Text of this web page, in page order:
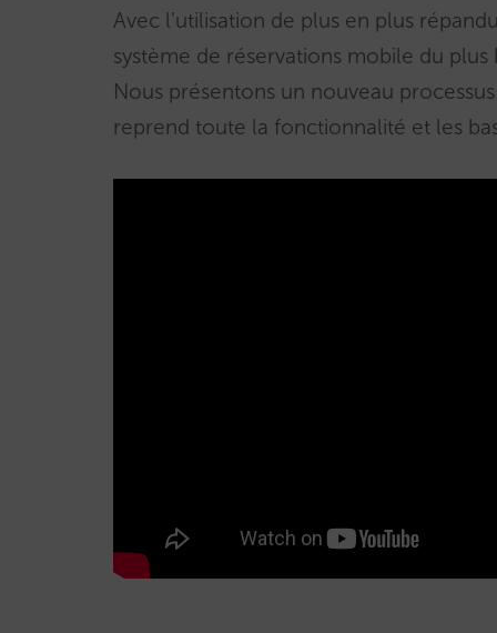
Avec l’utilisation de plus en plus
système de réservations mobile du plus
Nous présentons un nouveau
reprend toute la fonctionnalité et les